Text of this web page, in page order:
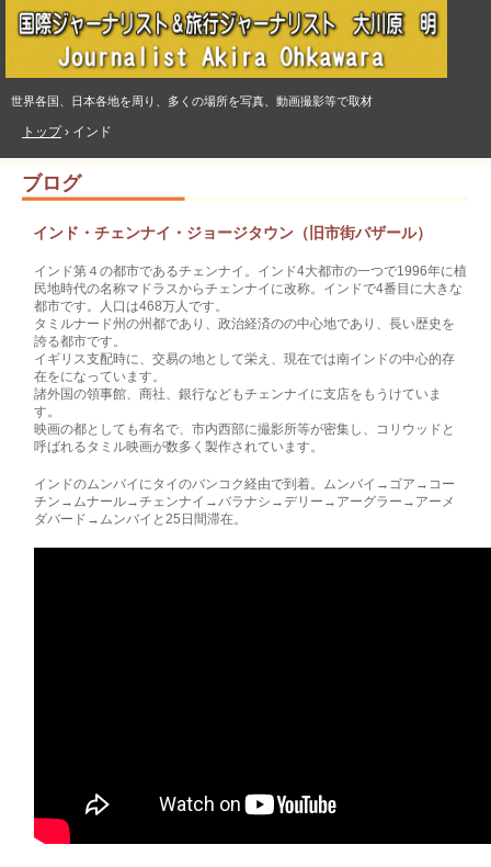
世界各国、日本各地を周り、多くの場所を写真、動画撮影等で取材
トップ› インド
ブログ
インド・チェンナイ・ジョージタウン（旧市街バザール）
インド第４の都市であるチェンナイ。インド4大都市の一つで1996年に植
民地時代の名称マドラスからチェンナイに改称。インドで4番目に大きな
都市です。人口は468万人です。
タミルナード州の州都であり、政治経済のの中心地であり、長い歴史を
誇る都市です。
イギリス支配時に、交易の地として栄え、現在では南インドの中心的存
在をになっています。
諸外国の領事館、商社、銀行などもチェンナイに支店をもうけていま
す。
映画の都としても有名で、市内西部に撮影所等が密集し、コリウッドと
呼ばれるタミル映画が数多く製作されています。
インドのムンバイにタイのバンコク経由で到着。ムンバイ→ゴア→コー
チン→ムナール→チェンナイ→バラナシ→デリー→アーグラー→アーメ
ダバード→ムンバイと25日間滞在。